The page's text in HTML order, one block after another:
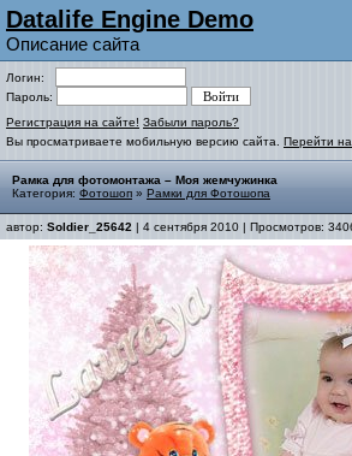
Datalife Engine Demo
Описание сайта
Логин:
Пароль:
Регистрация на сайте! Забыли пароль?
Вы просматриваете мобильную версию сайта. Перейти
Рамка для фотомонтажа – Моя жемчужинка
Категория: Фотошоп » Рамки для Фотошопа
автор: Soldier_25642 | 4 сентября 2010 | Просмотров: